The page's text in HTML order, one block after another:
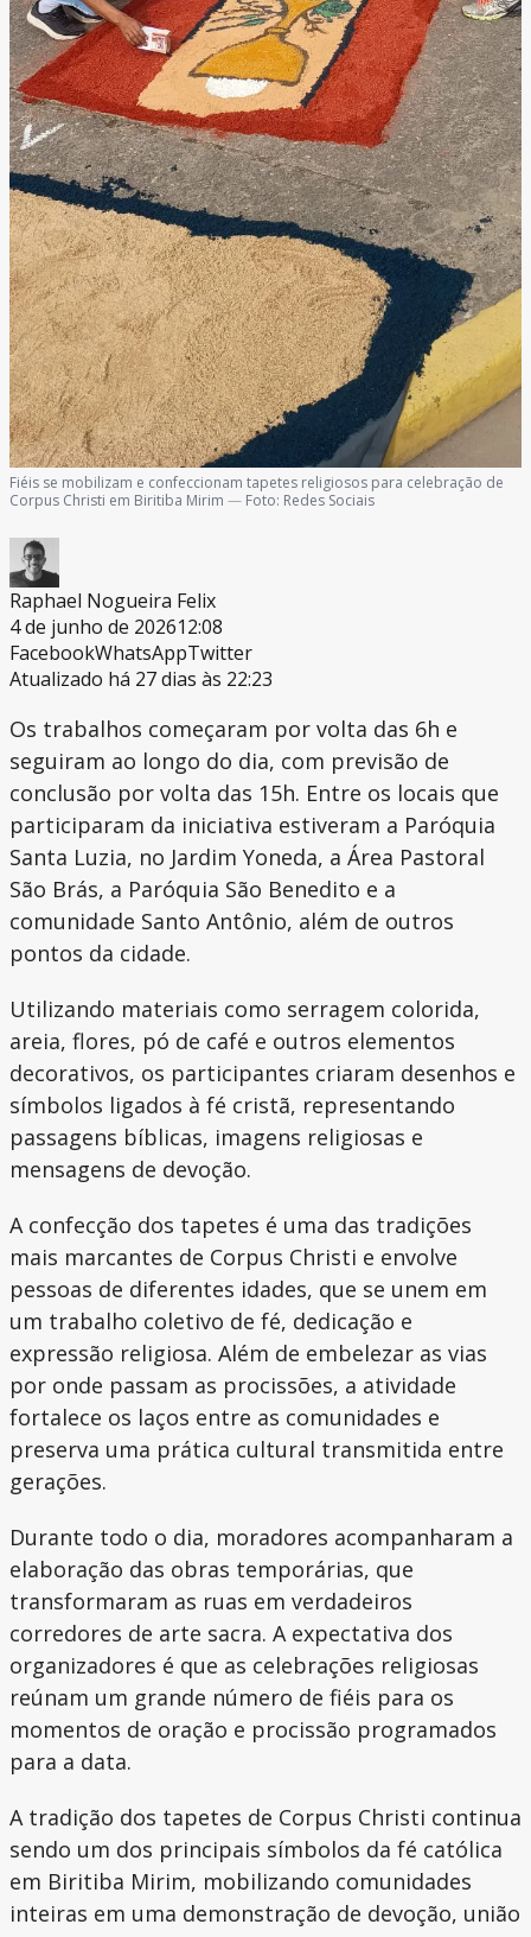
Fiéis se mobilizam e confeccionam tapetes religiosos para celebração de
Corpus Christi em Biritiba Mirim — Foto: Redes Sociais
Raphael Nogueira Felix
4 de junho de 202612:08
FacebookWhatsAppTwitter
Atualizado há 27 dias às 22:23
Os trabalhos começaram por volta das 6h e
seguiram ao longo do dia, com previsão de
conclusão por volta das 15h. Entre os locais que
participaram da iniciativa estiveram a Paróquia
Santa Luzia, no Jardim Yoneda, a Área Pastoral
São Brás, a Paróquia São Benedito e a
comunidade Santo Antônio, além de outros
pontos da cidade.
Utilizando materiais como serragem colorida,
areia, flores, pó de café e outros elementos
decorativos, os participantes criaram desenhos e
símbolos ligados à fé cristã, representando
passagens bíblicas, imagens religiosas e
mensagens de devoção.
A confecção dos tapetes é uma das tradições
mais marcantes de Corpus Christi e envolve
pessoas de diferentes idades, que se unem em
um trabalho coletivo de fé, dedicação e
expressão religiosa. Além de embelezar as vias
por onde passam as procissões, a atividade
fortalece os laços entre as comunidades e
preserva uma prática cultural transmitida entre
gerações.
Durante todo o dia, moradores acompanharam a
elaboração das obras temporárias, que
transformaram as ruas em verdadeiros
corredores de arte sacra. A expectativa dos
organizadores é que as celebrações religiosas
reúnam um grande número de fiéis para os
momentos de oração e procissão programados
para a data.
A tradição dos tapetes de Corpus Christi continua
sendo um dos principais símbolos da fé católica
em Biritiba Mirim, mobilizando comunidades
inteiras em uma demonstração de devoção, união